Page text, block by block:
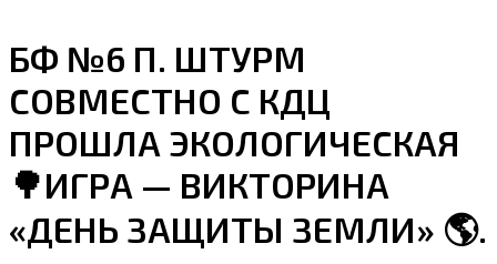
БФ №6 П. ШТУРМ
СОВМЕСТНО С КДЦ
ПРОШЛА ЭКОЛОГИЧЕСКАЯ
🌳ИГРА — ВИКТОРИНА
«ДЕНЬ ЗАЩИТЫ ЗЕМЛИ» 🌎.